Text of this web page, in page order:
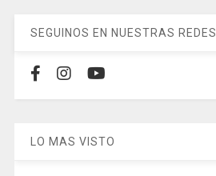
SEGUINOS EN NUESTRAS REDES
LO MAS VISTO